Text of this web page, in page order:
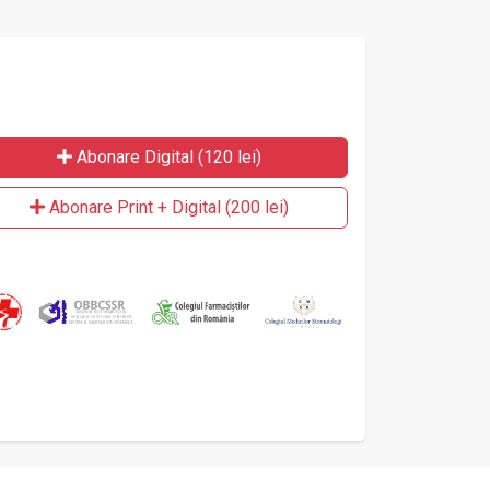
Abonare Digital (120 lei)
Abonare Print + Digital (200 lei)